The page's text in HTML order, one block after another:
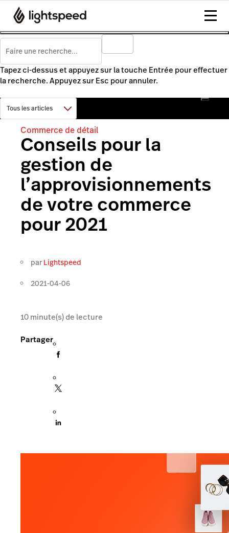
Tapez ci-dessus et appuyez sur la touche Entrée pour effectuer
la recherche. Appuyez sur Esc pour annuler.
Commerce de détail
Conseils pour la
gestion de
l’approvisionnements
de votre commerce
pour 2021
par Lightspeed
2021-04-06
10minute(s) de lecture
Partager